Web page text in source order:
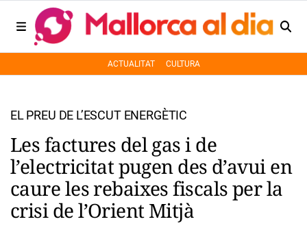
ACTUALITAT CULTURA
EL PREU DE L’ESCUT ENERGÈTIC
Les factures del gas i de
l’electricitat pugen des d’avui en
caure les rebaixes fiscals per la
crisi de l’Orient Mitjà